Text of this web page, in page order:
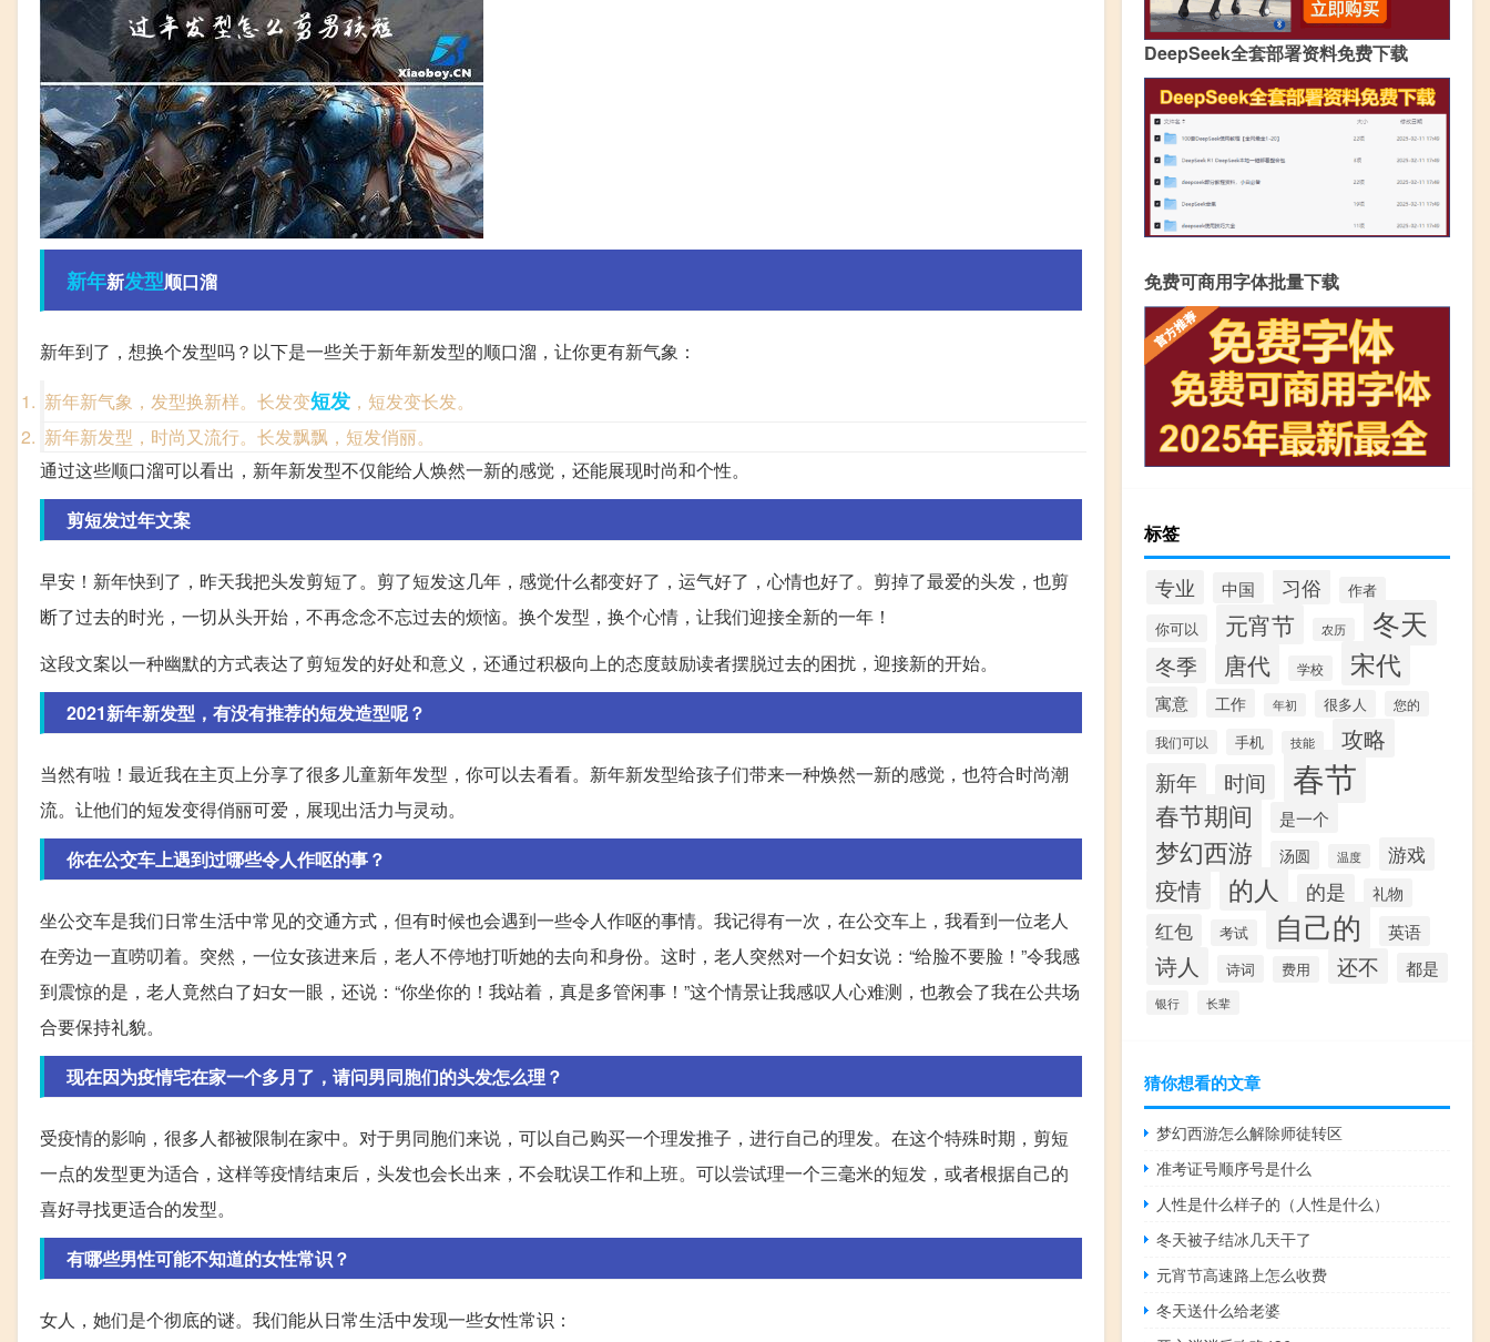
新年新发型顺口溜
新年到了，想换个发型吗？以下是一些关于新年新发型的顺口溜，让你更有新气象：
新年新气象，发型换新样。长发变短发 ，短发变长发。
新年新发型，时尚又流行。长发飘飘，短发俏丽。
通过这些顺口溜可以看出，新年新发型不仅能给人焕然一新的感觉，还能展现时尚和个性。
剪短发过年文案
早安！新年快到了，昨天我把头发剪短了。剪了短发这几年，感觉什么都变好了，运气好了，心情也好了。剪掉了最爱的头发，也剪
断了过去的时光，一切从头开始，不再念念不忘过去的烦恼。换个发型，换个心情，让我们迎接全新的一年！
这段文案以一种幽默的方式表达了剪短发的好处和意义，还通过积极向上的态度鼓励读者摆脱过去的困扰，迎接新的开始。
2021新年新发型，有没有推荐的短发造型呢？
当然有啦！最近我在主页上分享了很多儿童新年发型，你可以去看看。新年新发型给孩子们带来一种焕然一新的感觉，也符合时尚潮
流。让他们的短发变得俏丽可爱，展现出活力与灵动。
你在公交车上遇到过哪些令人作呕的事？
坐公交车是我们日常生活中常见的交通方式，但有时候也会遇到一些令人作呕的事情。我记得有一次，在公交车上，我看到一位老人
在旁边一直唠叨着。突然，一位女孩进来后，老人不停地打听她的去向和身份。这时，老人突然对一个妇女说：“给脸不要脸！”令我感
到震惊的是，老人竟然白了妇女一眼，还说：“你坐你的！我站着，真是多管闲事！”这个情景让我感叹人心难测，也教会了我在公共场
合要保持礼貌。
现在因为疫情宅在家一个多月了，请问男同胞们的头发怎么理？
受疫情的影响，很多人都被限制在家中。对于男同胞们来说，可以自己购买一个理发推子，进行自己的理发。在这个特殊时期，剪短
一点的发型更为适合，这样等疫情结束后，头发也会长出来，不会耽误工作和上班。可以尝试理一个三毫米的短发，或者根据自己的
喜好寻找更适合的发型。
有哪些男性可能不知道的女性常识？
女人，她们是个彻底的谜。我们能从日常生活中发现一些女性常识：
DeepSeek全套部署资料免费下载
免费可商用字体批量下载
标签
专业 中国 习俗 作者
你可以 元宵节 农历 冬天
冬季 唐代 学校 宋代
寓意 工作 年初 很多人 您的
我们可以 手机 技能 攻略
新年 时间 春节
春节期间 是一个
梦幻西游 汤圆 温度 游戏
疫情 的人 的是 礼物
红包 考试 自己的 英语
诗人 诗词 费用 还不 都是
银行 长辈
猜你想看的文章
梦幻西游怎么解除师徒转区
准考证号顺序号是什么
人性是什么样子的（人性是什么）
冬天被子结冰几天干了
元宵节高速路上怎么收费
冬天送什么给老婆